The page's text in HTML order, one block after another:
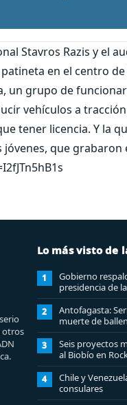
Stavros Razis y el
en el centro
un grupo de
vehículos a
tener licencia. Y la
que
otros
Lo más visto de
1
Gobierno
presidencia de
2
Antofagasta:
muerte de
marinos
3
Seis proyectos
al Biobío en
4
Chile y
consulares